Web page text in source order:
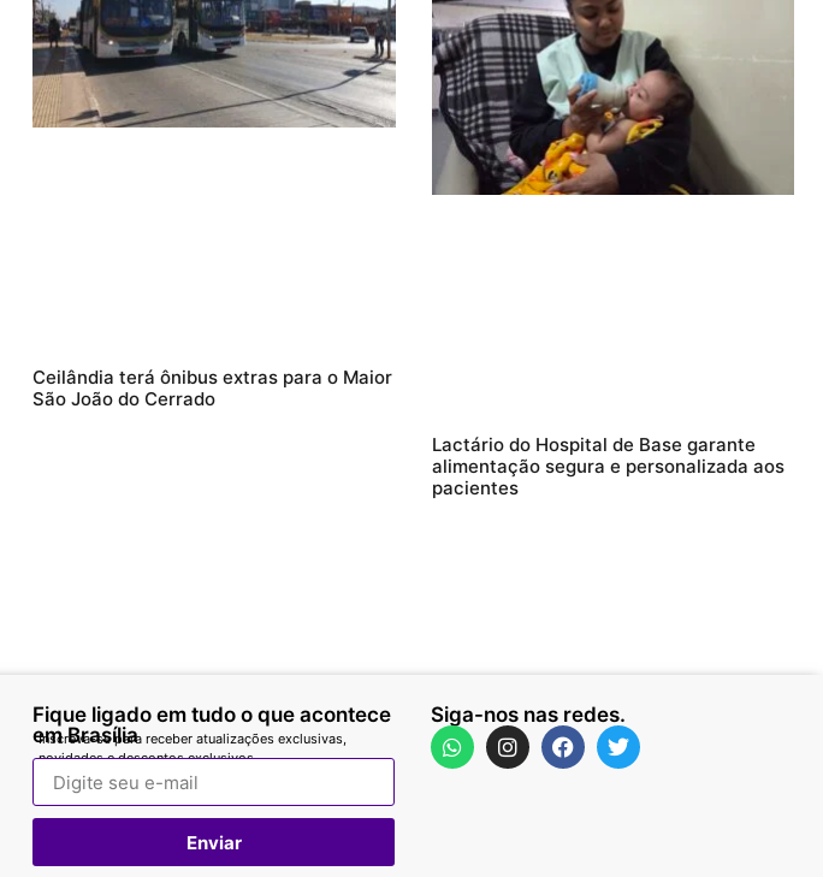
Ceilândia terá ônibus extras para o Maior
São João do Cerrado
Lactário do Hospital de Base garante
alimentação segura e personalizada aos
pacientes
Fique ligado em tudo o que acontece
em Brasília
Inscreva-se para receber atualizações exclusivas,
novidades e descontos exclusivos.
Enviar
Siga-nos nas redes.